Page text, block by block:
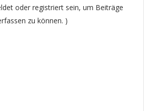
oder registriert sein, um Beiträge
zu können. )